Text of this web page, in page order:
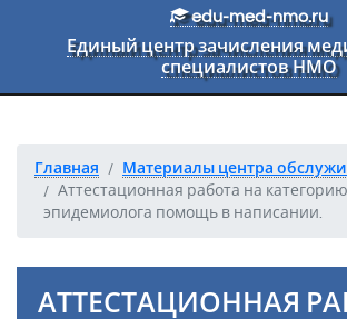
Перейти к основному текстуedu-med-nmo.ru
Единый центр зачисления
специалистов НМО
Главная
Материалы центра
Аттестационная работа на
эпидемиолога помощь в написании.
АТТЕСТАЦИОННАЯ